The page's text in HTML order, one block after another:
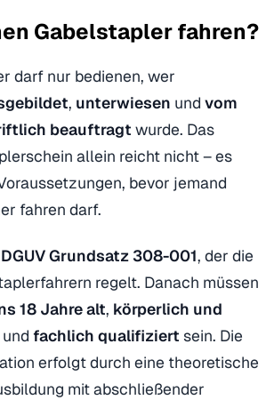
Gabelstapler fahren?
darf nur bedienen, wer
, unterwiesen und vom
beauftragt wurde. Das
allein reicht nicht – es
bevor jemand
fahren darf.
DGUV Grundsatz 308-001, der die
regelt. Danach müssen
18 Jahre alt, körperlich und
und fachlich qualifiziert sein. Die
erfolgt durch eine theoretische
mit abschließender